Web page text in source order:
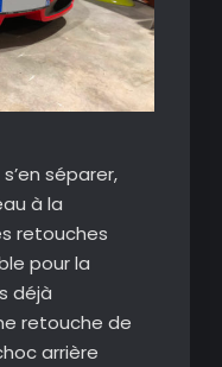
séparer,
à la
retouches
pour la
déjà
retouche de
arrière